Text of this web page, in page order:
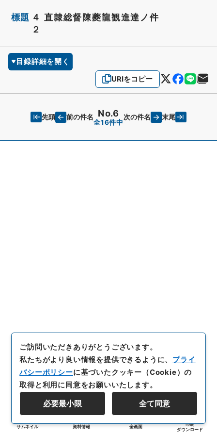
標題 ４ 直隷総督陳夔龍観進達ノ件
２
目録詳細を開く
URIをコピー
先頭 前の件名 No.6
全16件中
次の件名 末尾
サムネイル 資料情報 全画面
印刷
ダウンロード
ご訪問いただきありがとうございます。
私たちがより良い情報を提供できるように、 プライ
バシーポリシーに基づいたクッキー（Cookie）の
取得と利用に同意をお願いいたします。
必要最小限 全て同意